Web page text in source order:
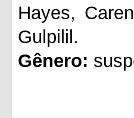
Hayes,
Gulpilil.
Gênero: